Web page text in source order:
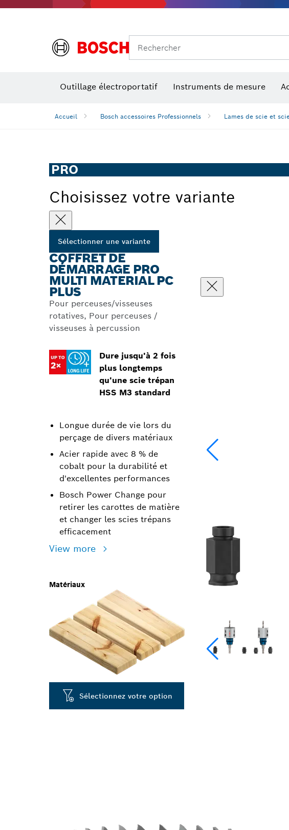
Rechercher
Outillage électroportatif Instruments de mesure
Accueil Bosch accessoires Professionnels Lames de scie et
PRO
Choisissez votre variante
Sélectionner une variante
COFFRET DE
DÉMARRAGE PRO
MULTI MATERIAL PC
PLUS
Pour perceuses/visseuses
rotatives, Pour perceuses /
visseuses à percussion
Dure jusqu'à 2 fois
plus longtemps
qu'une scie trépan
HSS M3 standard
Longue durée de vie lors du
perçage de divers matériaux
Acier rapide avec 8 % de
cobalt pour la durabilité et
d'excellentes performances
Bosch Power Change pour
retirer les carottes de matière
et changer les scies trépans
efficacement
View more
Matériaux
Sélectionnez votre option